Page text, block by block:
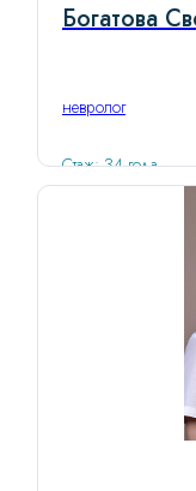
Богатова
невролог
Стаж: 34 года